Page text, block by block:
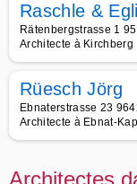
Raschle &
Rätenbergstrasse 1
Architecte à Kirchberg
Rüesch Jörg
Ebnaterstrasse 23
Architecte à Ebnat-
Architectes